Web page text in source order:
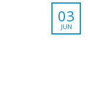
03
JUN